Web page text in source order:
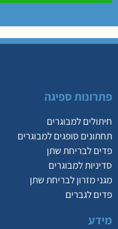
פתרונות ספיגה
חיתולים למבוגרים
תחתונים סופגים למבוגרים
פדים לבריחת שתן
סדיניות למבוגרים
מגני מזרון לבריחת שתן
פדים לגברים
מידע